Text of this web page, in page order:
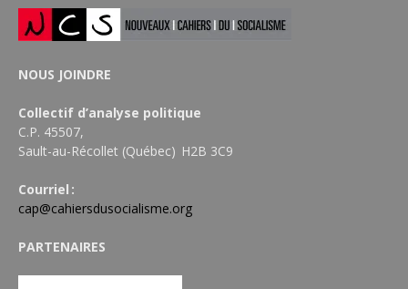
NOUS JOINDRE
Collectif d’analyse politique
C.P. 45507,
Sault-au-Récollet (Québec) H2B 3C9
Courriel :
cap@cahiersdusocialisme.org
PARTENAIRES